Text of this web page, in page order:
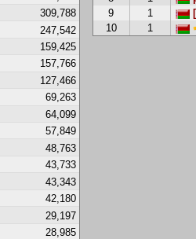
309,788
247,542
159,425
157,766
127,466
69,263
64,099
57,849
48,763
43,733
43,343
42,180
29,197
28,985
9
1
10
1